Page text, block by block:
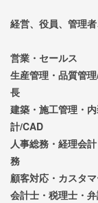
経営、役員、管理
営業・セールス
生産管理・品質管
長
建築・施工管理・
計/CAD
人事総務・経理会
務
顧客対応・カスタ
会計士・税理士・